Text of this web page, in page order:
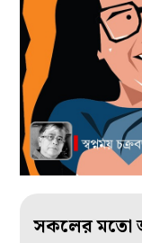
সকলের মতো